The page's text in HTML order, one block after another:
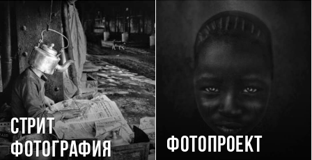
Стрит
фотография
Фотопроект